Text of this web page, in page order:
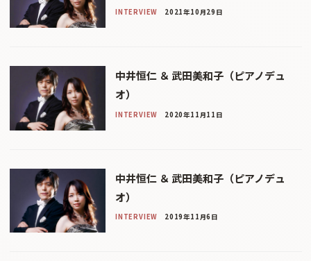
INTERVIEW 2021年10月29日
中井恒仁 ＆ 武田美和子（ピアノデュ
オ）
INTERVIEW 2020年11月11日
中井恒仁 ＆ 武田美和子（ピアノデュ
オ）
INTERVIEW 2019年11月6日